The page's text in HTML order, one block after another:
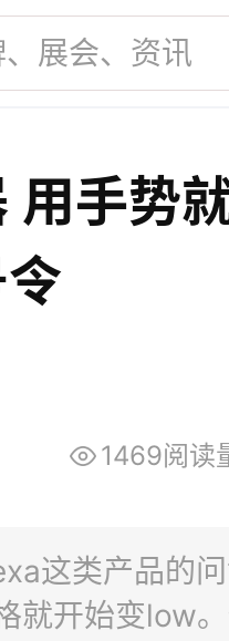
用手势
1469阅读
这类产品的
就开始变low